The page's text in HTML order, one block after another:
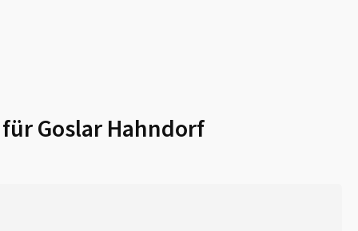
Goslar Hahndorf